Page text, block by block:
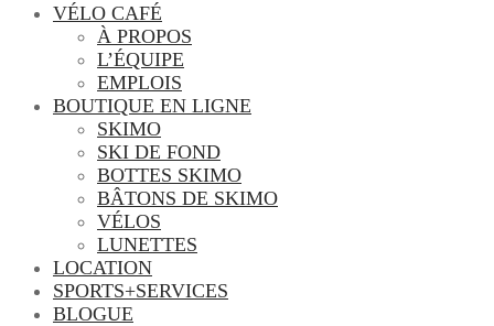
VÉLO CAFÉ
À PROPOS
L’ÉQUIPE
EMPLOIS
BOUTIQUE EN LIGNE
SKIMO
SKI DE FOND
BOTTES SKIMO
BÂTONS DE SKIMO
VÉLOS
LUNETTES
LOCATION
SPORTS+SERVICES
BLOGUE